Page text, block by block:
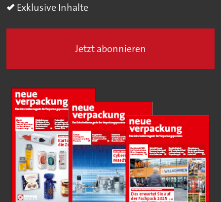
Exklusive Inhalte
Jetzt abonnieren